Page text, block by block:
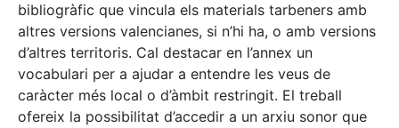
bibliogràfic que vincula els materials tarbeners amb
altres versions valencianes, si n’hi ha, o amb versions
d’altres territoris. Cal destacar en l’annex un
vocabulari per a ajudar a entendre les veus de
caràcter més local o d’àmbit restringit. El treball
ofereix la possibilitat d’accedir a un arxiu sonor que